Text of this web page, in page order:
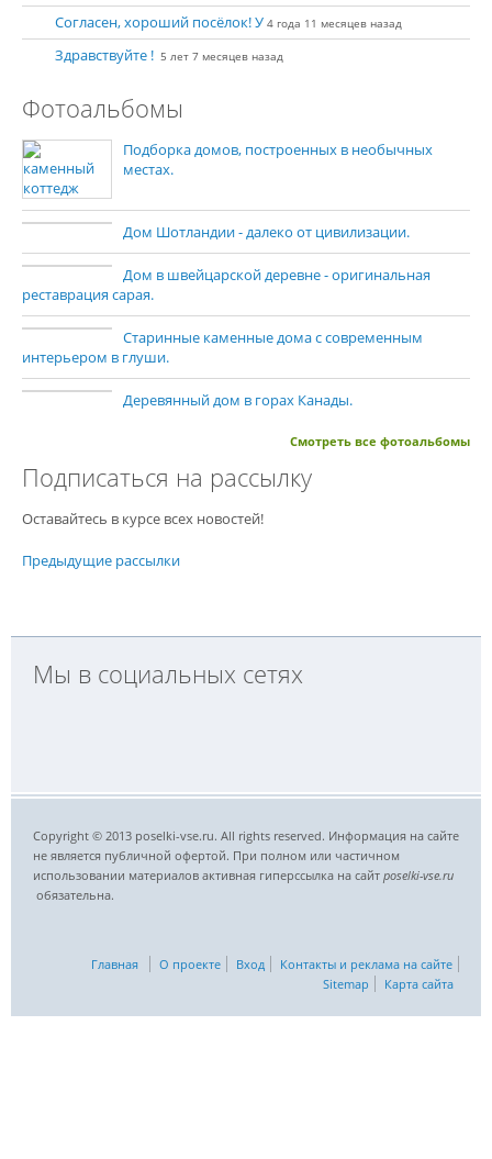
Согласен, хороший посёлок! У 4 года 11 месяцев назад
Здравствуйте ! 5 лет 7 месяцев назад
Фотоальбомы
Подборка домов, построенных в необычных
местах.
Дом Шотландии - далеко от цивилизации.
Дом в швейцарской деревне - оригинальная
реставрация сарая.
Старинные каменные дома с современным
интерьером в глуши.
Деревянный дом в горах Канады.
Смотреть все фотоальбомы
Подписаться на рассылку
Оставайтесь в курсе всех новостей!
Предыдущие рассылки
Мы в социальных сетях
Copyright © 2013 poselki-vse.ru. All rights reserved. Информация на сайте
не является публичной офертой. При полном или частичном
использовании материалов активная гиперссылка на сайт poselki-vse.ru​
обязательна.
Главная О проекте Вход
Контакты и реклама на сайте
Sitemap
Карта сайта